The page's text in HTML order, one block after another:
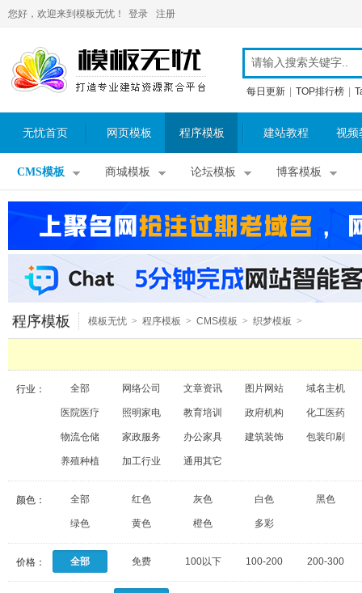
您好，欢迎来到模板无忧！ 登录 注册
每日更新 TOP排行榜
无忧首页 网页模板 程序模板 建站教程 视频
CMS模板 商城模板 论坛模板 博客模板
程序模板 模板无忧 > 程序模板 > CMS模板 > 织梦模板 >
行业： 全部 网络公司 文章资讯 图片网站 域名主机
医院医疗 照明家电 教育培训 政府机构 化工医药
物流仓储 家政服务 办公家具 建筑装饰 包装印刷
养殖种植 加工行业 通用其它
颜色： 全部 红色 灰色 白色 黑色
绿色 黄色 橙色 多彩
价格： 全部 免费 100以下 100-200 200-300